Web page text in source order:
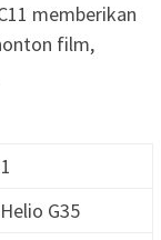
memberikan
film,
G35